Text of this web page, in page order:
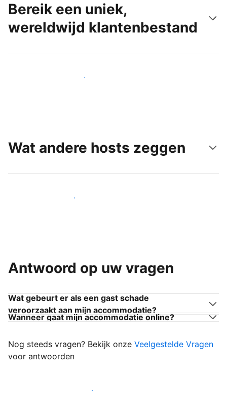
Bereik een uniek,
wereldwijd klantenbestand
Bereik vandaag nog nieuwe gasten
Wat andere hosts zeggen
Word een van onze vele hosts
Antwoord op uw vragen
Wat gebeurt er als een gast schade
veroorzaakt aan mijn accommodatie?
Wanneer gaat mijn accommodatie online?
Nog steeds vragen? Bekijk onze Veelgestelde Vragen
voor antwoorden
Begin met het verwelkomen van gasten